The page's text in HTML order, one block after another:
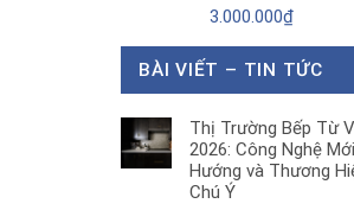
3.000.000₫
BÀI VIẾT – TIN TỨC
Thị Trường Bếp Từ
2026: Công Nghệ
Hướng và Thương
Chú Ý